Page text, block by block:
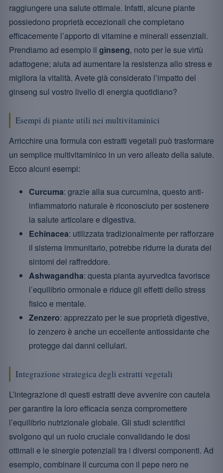
raggiungere una salute ottimale. Infatti, alcune piante
possiedono proprietà eccezionali che completano
efficacemente l’apporto di vitamine e minerali essenziali.
Prendiamo ad esempio il ginseng, noto per le sue virtù
adattogene; aiuta ad aumentare la resistenza allo stress e
migliora la vitalità. Avete già considerato l’impatto del
ginseng sul vostro livello di energia quotidiano?
Esempi di piante utili nei multivitaminici
Arricchire una formula con estratti vegetali può trasformare
un semplice multivitaminico in un vero alleato della salute.
Ecco alcuni esempi:
Curcuma: grazie alla sua curcumina, questo anti-
infiammatorio naturale è riconosciuto per sostenere
la salute articolare e digestiva.
Echinacea: utilizzata tradizionalmente per rafforzare
il sistema immunitario, potrebbe ridurre la durata dei
sintomi del raffreddore.
Ashwagandha: questa pianta ayurvedica favorisce
l’equilibrio ormonale e riduce gli effetti dello stress
fisico e mentale.
Zenzero: apprezzato per le sue proprietà digestive,
lo zenzero è anche un eccellente antiossidante che
protegge dai danni cellulari.
Integrazione strategica degli estratti vegetali
L’integrazione di questi estratti deve avvenire con cautela
per garantire la loro efficacia senza compromettere
l’equilibrio nutrizionale globale. Gli studi scientifici
svolgono qui un ruolo cruciale convalidando le dosi
ottimali e le sinergie potenziali tra i diversi componenti. Ad
esempio, combinare il curcuma con il pepe nero ne